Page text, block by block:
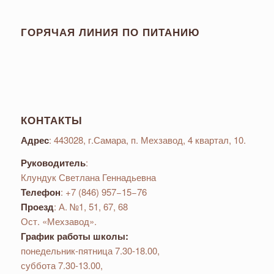
ГОРЯЧАЯ ЛИНИЯ ПО ПИТАНИЮ
КОНТАКТЫ
Адрес: 443028, г.Самара, п. Мехзавод, 4 квартал, 10.
Руководитель:
Клундук Светлана Геннадьевна
Телефон: +7 (846) 957−15−76
Проезд: А. №1, 51, 67, 68
Ост. «Мехзавод».
График работы школы:
понедельник-пятница 7.30-18.00,
суббота 7.30-13.00,